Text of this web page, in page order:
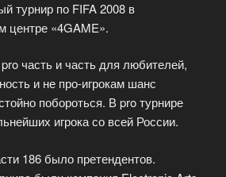
турнир по FIFA 2008 в
центре «4GAME».
часть и часть для любителей,
и не про-игрокам шанс
побороться. В pro турнире
игрока со всей России.
186 было претендентов.